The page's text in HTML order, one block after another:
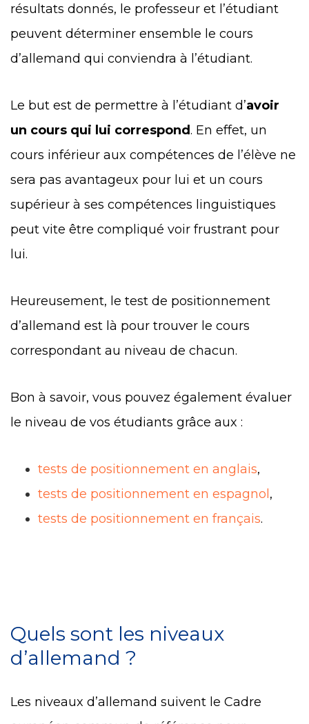
résultats donnés, le professeur et l’étudiant
peuvent déterminer ensemble le cours
d’allemand qui conviendra à l’étudiant.
Le but est de permettre à l’étudiant d’avoir
un cours qui lui correspond. En effet, un
cours inférieur aux compétences de l’élève ne
sera pas avantageux pour lui et un cours
supérieur à ses compétences linguistiques
peut vite être compliqué voir frustrant pour
lui.
Heureusement, le test de positionnement
d’allemand est là pour trouver le cours
correspondant au niveau de chacun.
Bon à savoir, vous pouvez également évaluer
le niveau de vos étudiants grâce aux :
tests de positionnement en anglais,
tests de positionnement en espagnol,
tests de positionnement en français.
Quels sont les niveaux
d’allemand ?
Les niveaux d’allemand suivent le Cadre